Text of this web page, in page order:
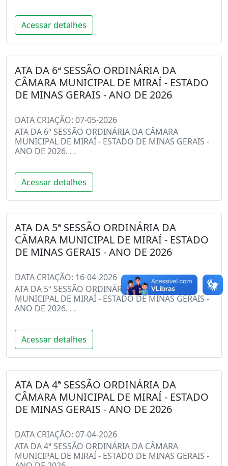
Acessar detalhes
ATA DA 6ª SESSÃO ORDINÁRIA DA
CÂMARA MUNICIPAL DE MIRAÍ - ESTADO
DE MINAS GERAIS - ANO DE 2026
DATA CRIAÇÃO: 07-05-2026
ATA DA 6ª SESSÃO ORDINÁRIA DA CÂMARA
MUNICIPAL DE MIRAÍ - ESTADO DE MINAS GERAIS -
ANO DE 2026. . .
Acessar detalhes
ATA DA 5ª SESSÃO ORDINÁRIA DA
CÂMARA MUNICIPAL DE MIRAÍ - ESTADO
DE MINAS GERAIS - ANO DE 2026
DATA CRIAÇÃO: 16-04-2026
ATA DA 5ª SESSÃO ORDINÁRIA DA CÂMARA
MUNICIPAL DE MIRAÍ - ESTADO DE MINAS GERAIS -
ANO DE 2026. . .
Acessar detalhes
ATA DA 4ª SESSÃO ORDINÁRIA DA
CÂMARA MUNICIPAL DE MIRAÍ - ESTADO
DE MINAS GERAIS - ANO DE 2026
DATA CRIAÇÃO: 07-04-2026
ATA DA 4ª SESSÃO ORDINÁRIA DA CÂMARA
MUNICIPAL DE MIRAÍ - ESTADO DE MINAS GERAIS -